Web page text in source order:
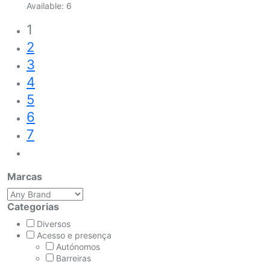
Available: 6
1
2
3
4
5
6
7
Marcas
Categorias
Diversos
Acesso e presença
Autónomos
Barreiras